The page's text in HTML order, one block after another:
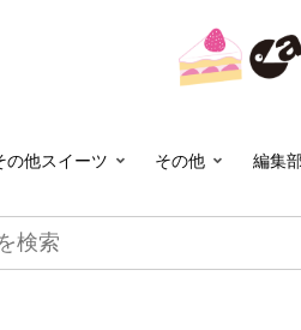
の他スイーツ その他 編集